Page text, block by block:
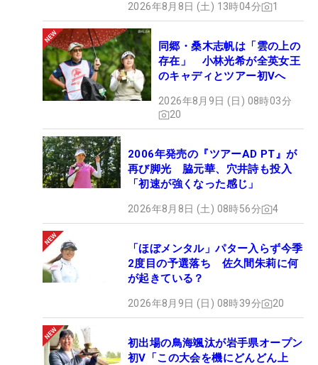
2026年8月8日 (土) 13時04分 1
同郷・桑木志帆は「雲の上の
存在」 小林光希が全英女王
のキャディとツアー初Vへ
2026年8月9日 (日) 08時03分
20
2006年発売の『ツアーAD PT』が
再び脚光 脇元華、穴井詩も投入
「初速が強くなった感じ」
2026年8月8日 (土) 08時56分 4
「ほぼメンタル」パター入らず今季
2度目の予選落ち 佐久間朱莉に何
が起きている？
2026年8月9日 (日) 08時39分 20
初出場の鳥海颯汰が岩手県オープン
初V「この大会を機にどんどん上